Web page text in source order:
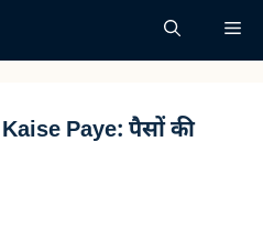
Paye: पैसों की